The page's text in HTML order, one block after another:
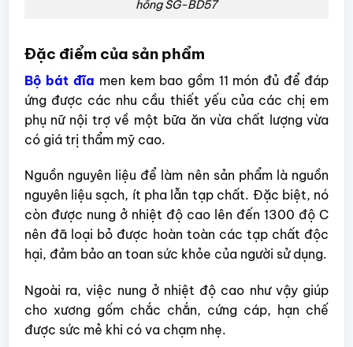
hồng SG-BD57
Đặc điểm của sản phẩm
Bộ bát đĩa men kem bao gồm 11 món đủ để đáp
ứng được các nhu cầu thiết yếu của các chị em
phụ nữ nội trợ về một bữa ăn vừa chất lượng vừa
có giá trị thẩm mỹ cao.
Nguồn nguyên liệu để làm nên sản phẩm là nguồn
nguyên liệu sạch, ít pha lẫn tạp chất. Đặc biệt, nó
còn được nung ở nhiệt độ cao lên đến 1300 độ C
nên đã loại bỏ được hoàn toàn các tạp chất độc
hại, đảm bảo an toan sức khỏe của người sử dụng.
Ngoài ra, việc nung ở nhiệt độ cao như vậy giúp
cho xương gốm chắc chắn, cứng cáp, hạn chế
được sức mẻ khi có va chạm nhẹ.